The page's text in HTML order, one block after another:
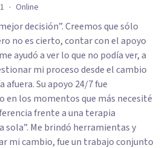
· Online
decisión”. Creemos que sólo
no es cierto, contar con el apoyo
ayudó a ver lo que no podía ver, a
mi proceso desde el cambio
afuera. Su apoyo 24/7 fue
en los momentos que más necesité
frente a una terapia
sola”. Me brindó herramientas y
mi cambio, fue un trabajo conjunto